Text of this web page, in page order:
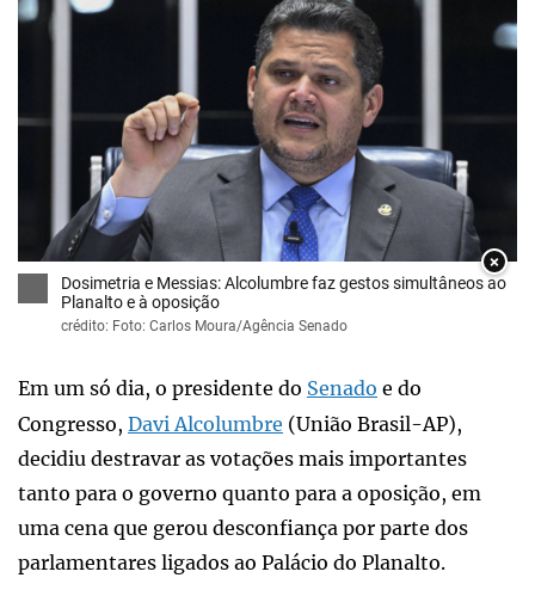
×
Dosimetria e Messias: Alcolumbre faz gestos simultâneos ao
Planalto e à oposição
crédito: Foto: Carlos Moura/Agência Senado
Em um só dia, o presidente do Senado e do
Congresso, Davi Alcolumbre (União Brasil-AP),
decidiu destravar as votações mais importantes
tanto para o governo quanto para a oposição, em
uma cena que gerou desconfiança por parte dos
parlamentares ligados ao Palácio do Planalto.